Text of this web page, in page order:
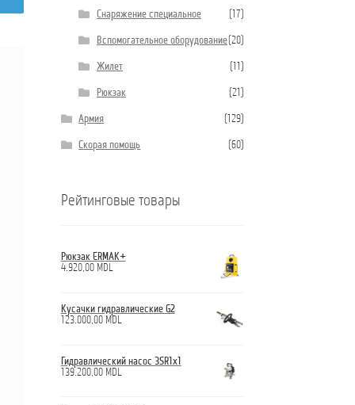
Снаряжение специальное (17)
Вспомогательное оборудование (20)
Жилет
Рюкзак (21)
Армия (129)
Скорая помощь (60)
Рейтинговые товары
Рюкзак ERMAK+
4.920,00 MDL
Кусачки гидравлические G2
123.000,00 MDL
Гидравлический насос 3SR1x1
139.200,00 MDL